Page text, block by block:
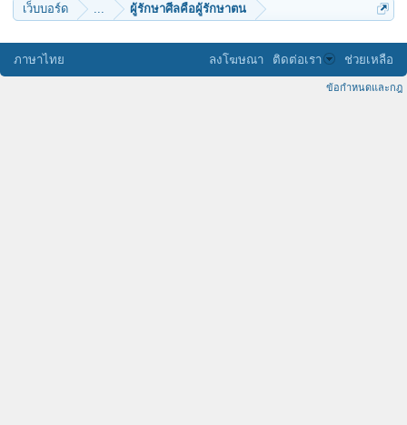
เว็บบอร์ด ... ผู้รักษาศีลคือผู้รักษาตน
ภาษาไทย ลงโฆษณา ติดต่อเรา ช่วยเหลือ
ข้อกำหนดและกฎ